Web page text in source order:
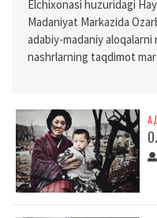
Elchixonasi huzuridagi
Madaniyat Markazida
adabiy-madaniy
nashrlarning taqdimot